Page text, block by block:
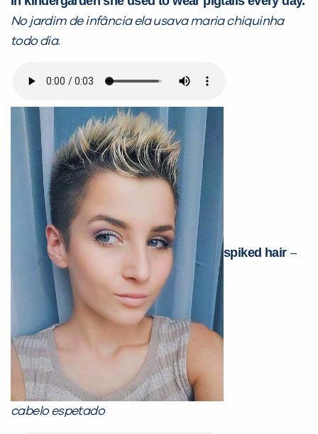
No jardim de infância ela usava maria chiquinha
todo dia.
spiked hair –
cabelo espetado